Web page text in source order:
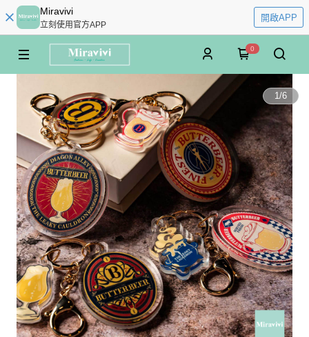
Miravivi
立刻使用官方APP
開啟APP
0
1/6